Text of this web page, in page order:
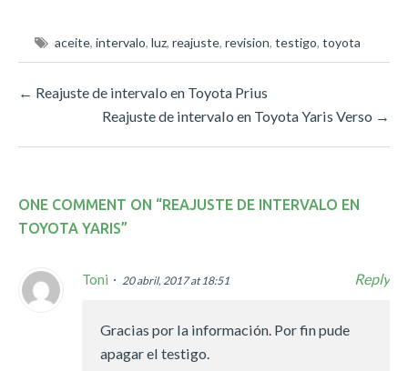
aceite, intervalo, luz, reajuste, revision, testigo, toyota
← Reajuste de intervalo en Toyota Prius
Reajuste de intervalo en Toyota Yaris Verso →
ONE COMMENT ON “REAJUSTE DE INTERVALO EN
TOYOTA YARIS”
Toni 20 abril, 2017 at 18:51 Reply
Gracias por la información. Por fin pude
apagar el testigo.